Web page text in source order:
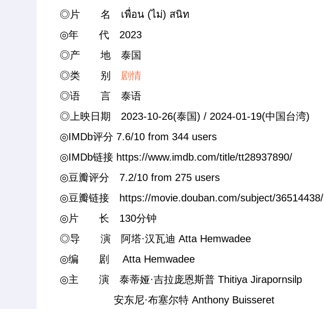
◎片 名 เพื่อน (ไม่) สนิท
◎年 代 2023
◎产 地 泰国
◎类 别 剧情
◎语 言 泰语
◎上映日期 2023-10-26(泰国) / 2024-01-19(中国台湾)
◎IMDb评分 7.6/10 from 344 users
◎IMDb链接 https://www.imdb.com/title/tt28937890/
◎豆瓣评分 7.2/10 from 275 users
◎豆瓣链接 https://movie.douban.com/subject/36514438/
◎片 长 130分钟
◎导 演 阿塔·汉瓦迪 Atta Hemwadee
◎编 剧 Atta Hemwadee
◎主 演 泰蒂娅·吉拉庞恩斯普 Thitiya Jirapornsilp
安东尼·布塞尔特 Anthony Buisseret